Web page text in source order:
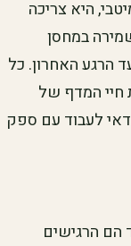
היא צריכה
במחסן
הרגע האחרון. כל
המדף של
לעבוד עם ספק
הם הרגישים